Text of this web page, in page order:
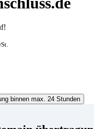
binnen max. 24 Stunden